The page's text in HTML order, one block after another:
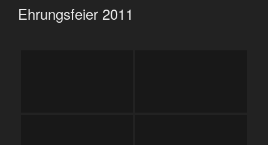
Ehrungsfeier 2011